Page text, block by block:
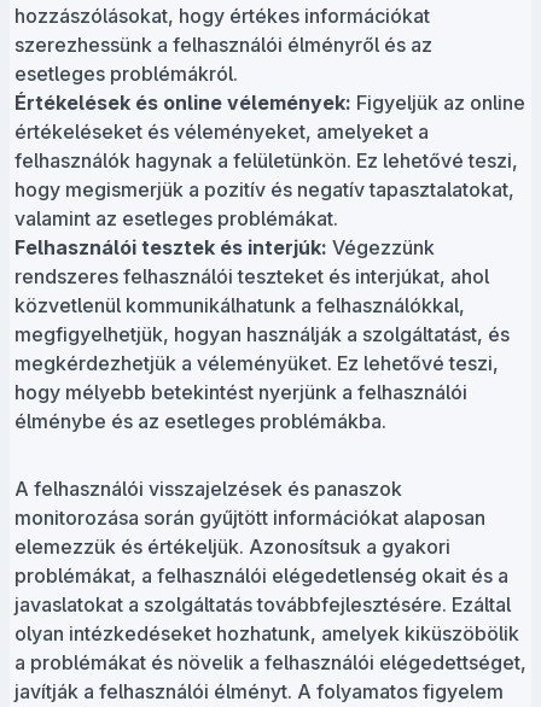
hozzászólásokat, hogy értékes információkat
szerezhessünk a felhasználói élményről és az
esetleges problémákról.
Értékelések és online vélemények: Figyeljük az online
értékeléseket és véleményeket, amelyeket a
felhasználók hagynak a felületünkön. Ez lehetővé teszi,
hogy megismerjük a pozitív és negatív tapasztalatokat,
valamint az esetleges problémákat.
Felhasználói tesztek és interjúk: Végezzünk
rendszeres felhasználói teszteket és interjúkat, ahol
közvetlenül kommunikálhatunk a felhasználókkal,
megfigyelhetjük, hogyan használják a szolgáltatást, és
megkérdezhetjük a véleményüket. Ez lehetővé teszi,
hogy mélyebb betekintést nyerjünk a felhasználói
élménybe és az esetleges problémákba.
A felhasználói visszajelzések és panaszok
monitorozása során gyűjtött információkat alaposan
elemezzük és értékeljük. Azonosítsuk a gyakori
problémákat, a felhasználói elégedetlenség okait és a
javaslatokat a szolgáltatás továbbfejlesztésére. Ezáltal
olyan intézkedéseket hozhatunk, amelyek kiküszöbölik
a problémákat és növelik a felhasználói elégedettséget,
javítják a felhasználói élményt. A folyamatos figyelem